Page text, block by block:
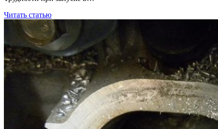
Читать статью